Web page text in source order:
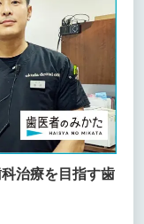
治療を目指す歯